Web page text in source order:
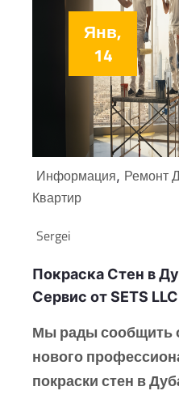
Янв,
14
Информация, Ремонт
Квартир
Sergei
Покраска Стен в
Сервис от SETS LLC
Мы рады сообщить
нового
покраски стен в